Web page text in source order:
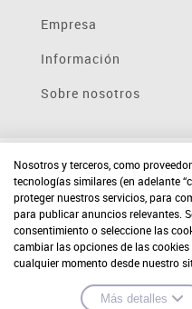
Empresa
Información
Sobre nosotros
Nosotros y terceros, como
tecnologías similares (en adelante
proteger nuestros servicios, para
para publicar anuncios relevantes.
consentimiento o seleccione las
cambiar las opciones de las
cualquier momento desde nuestro
Más detalles